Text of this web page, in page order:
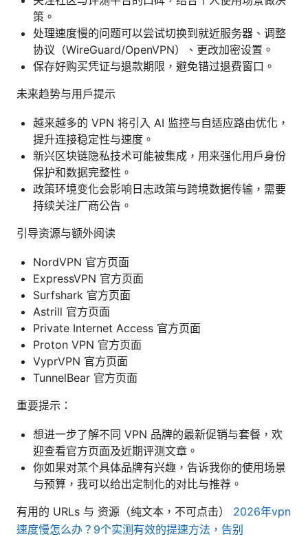
策。
处理速度慢的问题可以尝试切换到就近服务器、调整
协议（WireGuard/OpenVPN）、更改加密设置。
保存好购买凭证与退款期限，避免错过退费窗口。
未来趋势与用户提示
越来越多的 VPN 将引入 AI 监控与自适应路由优化，
提升连接稳定性与速度。
新兴区块链隐私技术可能被集成，用来强化用户身份
保护和数据完整性。
政策环境变化会影响日志政策与跨境数据传输，需要
持续关注厂商公告。
引导资源与额外阅读
NordVPN 官方页面
ExpressVPN 官方页面
Surfshark 官方页面
Astrill 官方页面
Private Internet Access 官方页面
Proton VPN 官方页面
VyprVPN 官方页面
TunnelBear 官方页面
重要提示：
想进一步了解不同 VPN 品牌的最新促销与套餐，欢
迎查看官方页面及近期评测文章。
你如果对某个具体品牌有兴趣，告诉我你的使用场景
与预算，我可以给出定制化的对比与推荐。
有用的 URLs 与 资源（纯文本，不可点击） 2026年vpn
速度慢怎么办？9个实测有效的提速方法，告别